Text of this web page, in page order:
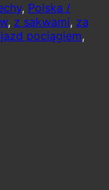
, Polska /
, z sakwami, za
pociągiem,